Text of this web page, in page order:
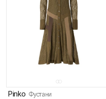
Pinko Фустани